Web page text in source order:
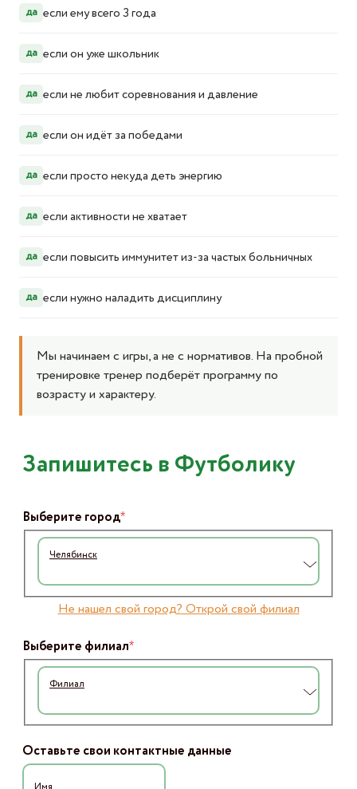
да если ему всего 3 года
да если он уже школьник
да если не любит соревнования и давление
да если он идёт за победами
да если просто некуда деть энергию
да если активности не хватает
да если повысить иммунитет из-за частых больничных
да если нужно наладить дисциплину
Мы начинаем с игры, а не с нормативов. На пробной
тренировке тренер подберёт программу по
возрасту и характеру.
Запишитесь в Футболику
Выберите город*
Челябинск
Не нашел свой город? Открой свой филиал
Выберите филиал*
Филиал
Оставьте свои контактные данные